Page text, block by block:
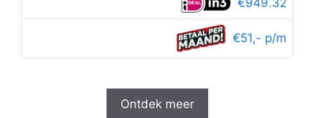
€3,449.95.€2,799.95.
€51,- p/m
Ontdek meer